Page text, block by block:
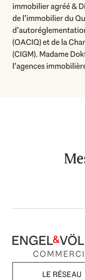
immobilier agréé &
de l’immobilier du
(OACIQ) et de la
(CIGM). Madame
l’agences
LE RÉSEAU